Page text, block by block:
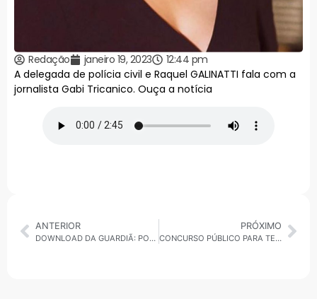
Redação janeiro 19, 2023
12:44 pm
A delegada de polícia civil e Raquel GALINATTI fala com a
jornalista Gabi Tricanico. Ouça a notícia
ANTERIOR
DOWNLOAD DA GUARDIÃ: POLICE NETO NO VALE DO PARAÍBA, NOVA SECRETÁRIA DE TURISMO DO ESTADO, TARCÍSIO MUDA NOME PARA LIDERANCA DE GOVERNO, BRUNO LIMA PODE ASSUMIR PASTA EM SP
PRÓXIMO
CONCURSO PÚBLICO PARA TERAPEUTA OCUPACIONAL EM SUZANO